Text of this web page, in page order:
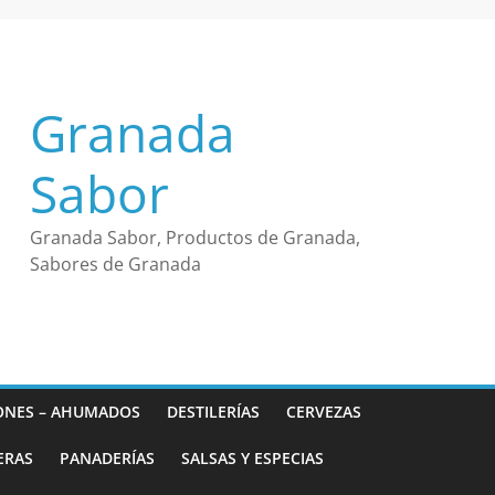
Granada
Sabor
Granada Sabor, Productos de Granada,
Sabores de Granada
– AHUMADOS DESTILERÍAS CERVEZAS
PANADERÍAS SALSAS Y ESPECIAS